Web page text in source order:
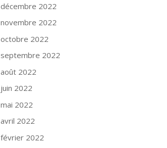
décembre 2022
novembre 2022
octobre 2022
septembre 2022
août 2022
juin 2022
mai 2022
avril 2022
février 2022